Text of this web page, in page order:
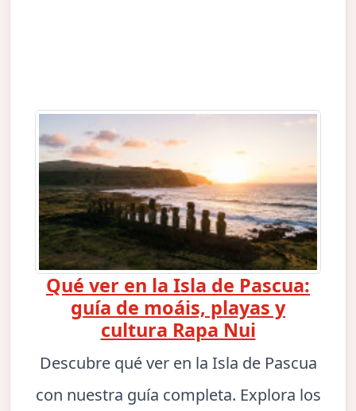
Qué ver en la Isla de Pascua:
guía de moáis, playas y
cultura Rapa Nui
Descubre qué ver en la Isla de Pascua
con nuestra guía completa. Explora los